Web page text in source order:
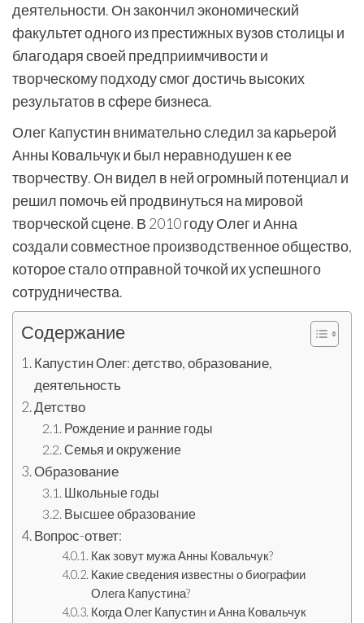
деятельности. Он закончил экономический
факультет одного из престижных вузов столицы и
благодаря своей предприимчивости и
творческому подходу смог достичь высоких
результатов в сфере бизнеса.
Олег Капустин внимательно следил за карьерой
Анны Ковальчук и был неравнодушен к ее
творчеству. Он видел в ней огромный потенциал и
решил помочь ей продвинуться на мировой
творческой сцене. В 2010 году Олег и Анна
создали совместное производственное общество,
которое стало отправной точкой их успешного
сотрудничества.
Содержание
Капустин Олег: детство, образование,
деятельность
Детство
Рождение и ранние годы
Семья и окружение
Образование
Школьные годы
Высшее образование
Вопрос-ответ:
Как зовут мужа Анны Ковальчук?
Какие сведения известны о биографии
Олега Капустина?
Когда Олег Капустин и Анна Ковальчук